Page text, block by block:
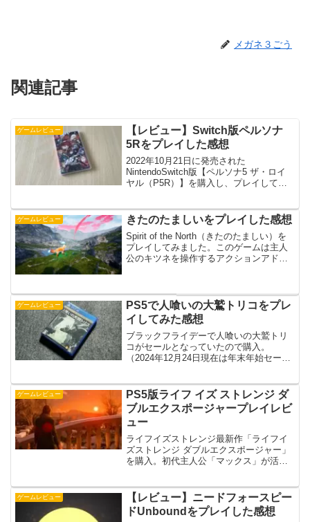
メガネ３ごう
関連記事
ゲームレビュー
【レビュー】Switch版ペルソナ
5Rをプレイした感想
2022年10月21日に発売された
NintendoSwitch版【ペルソナ5 ザ・ロイ
ヤル（P5R）】を購入し、プレイしてみ
います。プレイ動画Switch携帯モードで
プ...
ゲームレビュー きたのたましいをプレイした感想
Spirit of the North（きたのたましい）を
プレイしてみました。このゲームは主人
公のキツネを操作するアクションアドベ
思います。プレイ機種はXbox Ser...
ゲームレビュー
PS5で人喰いの大鷲トリコをプレ
イしてみた感想
ブラックフライデーで人喰いの大鷲トリ
コがセールとなっていたので購入。
（2024年12月24日現在は年末年始セール
かったんですよね。発売されたのが2016
年となっているの...
ゲームレビュー
PS5版ライフ イズ ストレンジ ダ
ブルエクスポージャープレイレビ
ュー
ライフイズストレンジ最新作「ライフイ
ズストレンジ ダブルエクスポージャー」
を購入。初代主人公「マックス」が活躍
たのか書いていきます。※ネタバレ要素
が含まれるので閲覧にご...
ゲームレビュー
【レビュー】ニードフォースピー
ドUnboundをプレイした感想